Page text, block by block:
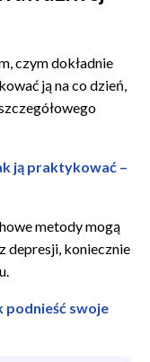
czym dokładnie
ją na co dzień,
ją praktykować –
metody mogą
depresji, koniecznie
podnieść swoje